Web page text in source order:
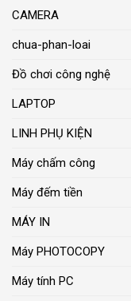
CAMERA
chua-phan-loai
Đồ chơi công nghệ
LAPTOP
LINH PHỤ KIỆN
Máy chấm công
Máy đếm tiền
MÁY IN
Máy PHOTOCOPY
Máy tính PC